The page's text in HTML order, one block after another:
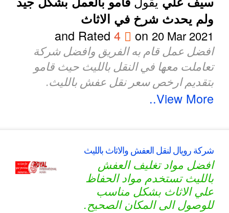
ولم يحدث شرخ في الاثاث
and Rated4 on20 Mar 2021
افضل عمل قام به الفريق وافضل شركة
تعاملت معها في النقل بالليث حيث قامو
بتقديم ارخص سعر نقل عفش بالليث.
View More..
شركة رويال لنقل العفش والاثاث بالليث
افضل مواد تغليف العفش
بالليث تستخدم مواد الحفاظ
علي الاثاث بشكل مناسب
للوصول الى المكان الصحيح.